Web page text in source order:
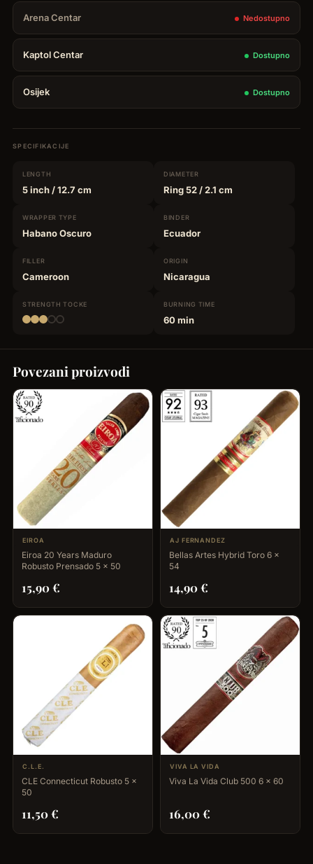
Arena Centar Nedostupno
Kaptol Centar Dostupno
Osijek Dostupno
SPECIFIKACIJE
LENGTH
5 inch/ 12.7 cm
DIAMETER
Ring 52/ 2.1 cm
WRAPPER TYPE
Habano Oscuro
BINDER
Ecuador
FILLER
Cameroon
ORIGIN
Nicaragua
STRENGTHTOCKE BURNING TIME
60 min
Povezani proizvodi
EIROA
Eiroa 20 Years Maduro
Robusto Prensado 5 x 50
15,90€
AJ FERNANDEZ
Bellas Artes Hybrid Toro 6 x
54
14,90€
C.L.E.
CLE Connecticut Robusto 5 x
50
11,50€
VIVA LA VIDA
Viva La Vida Club 500 6 x 60
16,00€